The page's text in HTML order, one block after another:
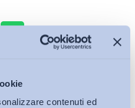
contenuti ed